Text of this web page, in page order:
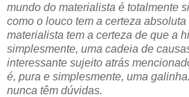
mundo do materialista é totalmente
como o louco tem a certeza
materialista tem a certeza de que a
simplesmente, uma cadeia de
interessante sujeito atrás
é, pura e simplesmente, uma
nunca têm dúvidas.